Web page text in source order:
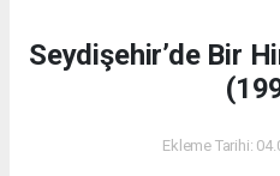
Seydişehir’de Bir
Ekleme Tarihi: